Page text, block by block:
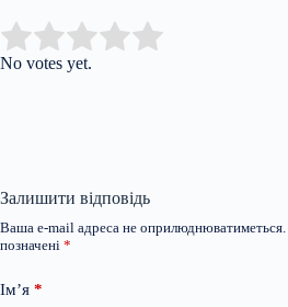
Rate this item:
No votes yet.
Залишити відповідь
Ваша e-mail адреса не оприлюднюватиметься.
позначені *
Ім’я *